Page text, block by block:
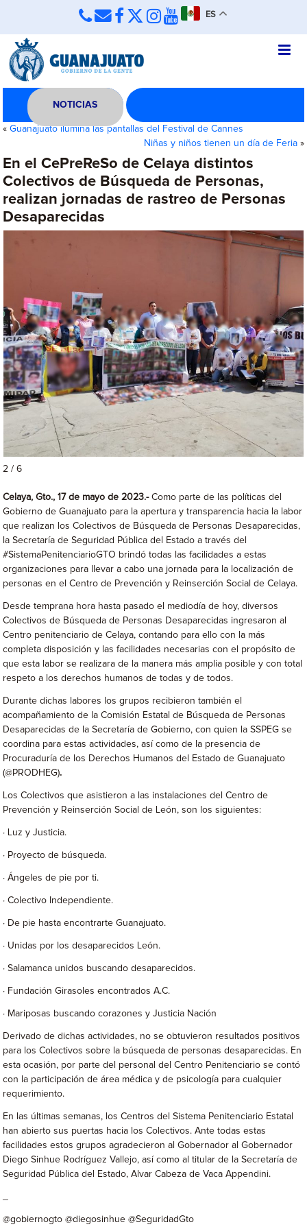
ES
NOTICIAS
«Guanajuato ilumina las pantallas del Festival de Cannes
Niñas y niños tienen un día de Feria»
En el CePreReSo de Celaya distintos
Colectivos de Búsqueda de Personas,
realizan jornadas de rastreo de Personas
Desaparecidas
2 / 6
Celaya, Gto., 17 de mayo de 2023.-Como parte de las políticas del
Gobierno de Guanajuato para la apertura y transparencia hacia la labor
que realizan los Colectivos de Búsqueda de Personas Desaparecidas,
la Secretaría de Seguridad Pública del Estado a través del
#SistemaPenitenciarioGTO brindó todas las facilidades a estas
organizaciones para llevar a cabo una jornada para la localización de
personas en el Centro de Prevención y Reinserción Social de Celaya.
Desde temprana hora hasta pasado el mediodía de hoy, diversos
Colectivos de Búsqueda de Personas Desaparecidas ingresaron al
Centro penitenciario de Celaya, contando para ello con la más
completa disposición y las facilidades necesarias con el propósito de
que esta labor se realizara de la manera más amplia posible y con total
respeto a los derechos humanos de todas y de todos.
Durante dichas labores los grupos recibieron también el
acompañamiento de la Comisión Estatal de Búsqueda de Personas
Desaparecidas de la Secretaría de Gobierno, con quien la SSPEG se
coordina para estas actividades, así como de la presencia de
Procuraduría de los Derechos Humanos del Estado de Guanajuato
(@PRODHEG).
Los Colectivos que asistieron a las instalaciones del Centro de
Prevención y Reinserción Social de León, son los siguientes:
· Luz y Justicia.
· Proyecto de búsqueda.
· Ángeles de pie por ti.
· Colectivo Independiente.
· De pie hasta encontrarte Guanajuato.
· Unidas por los desaparecidos León.
· Salamanca unidos buscando desaparecidos.
· Fundación Girasoles encontrados A.C.
· Mariposas buscando corazones y Justicia Nación
Derivado de dichas actividades, no se obtuvieron resultados positivos
para los Colectivos sobre la búsqueda de personas desaparecidas. En
esta ocasión, por parte del personal del Centro Penitenciario se contó
con la participación de área médica y de psicología para cualquier
requerimiento.
En las últimas semanas, los Centros del Sistema Penitenciario Estatal
han abierto sus puertas hacia los Colectivos. Ante todas estas
facilidades estos grupos agradecieron al Gobernador al Gobernador
Diego Sinhue Rodríguez Vallejo, así como al titular de la Secretaría de
Seguridad Pública del Estado, Alvar Cabeza de Vaca Appendini.
@gobiernogto @diegosinhue @SeguridadGto